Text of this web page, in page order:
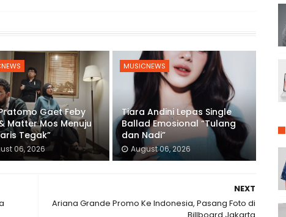
Gaet Feby
Matter Mos Menuju
Tegak”
06, 2026
MUSICNEWS
Tiara Andini Lepas Single
Ballad Emosional “Tulang
dan Nadi”
August 06, 2026
NEXT
Ariana Grande Promo Ke Indonesia, Pasang Foto di